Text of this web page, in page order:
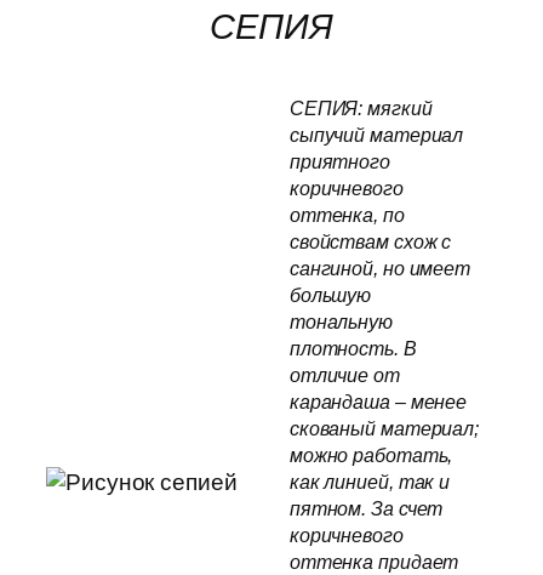
СЕПИЯ
СЕПИЯ: мягкий
сыпучий материал
приятного
коричневого
оттенка, по
свойствам схож с
сангиной, но имеет
большую
тональную
плотность. В
отличие от
карандаша – менее
скованый материал;
можно работать,
как линией, так и
пятном. За счет
коричневого
оттенка придает